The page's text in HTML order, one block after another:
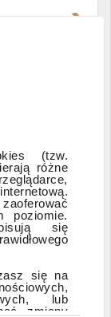
(tzw.
różne
poziomie.
się
się na
lub
zmiany